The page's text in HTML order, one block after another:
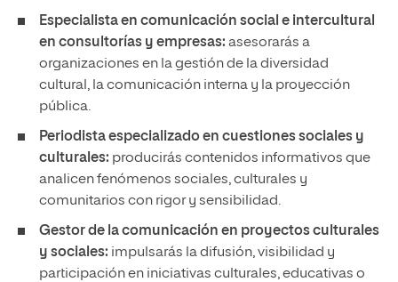
Especialista en comunicación social e intercultural
en consultorías y empresas: asesorarás a
organizaciones en la gestión de la diversidad
cultural, la comunicación interna y la proyección
pública.
Periodista especializado en cuestiones sociales y
culturales: producirás contenidos informativos que
analicen fenómenos sociales, culturales y
comunitarios con rigor y sensibilidad.
Gestor de la comunicación en proyectos culturales
y sociales: impulsarás la difusión, visibilidad y
participación en iniciativas culturales, educativas o